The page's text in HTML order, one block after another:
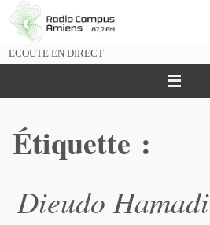
Passer
vers
ECOUTE EN DIRECT
Étiquette :
Dieudo Hamadi